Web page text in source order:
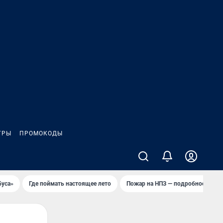
ПРОМОКОДЫ
Где поймать настоящее лето Пожар на НПЗ — подробности